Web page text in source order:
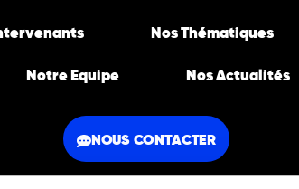
Nos Thématiques
Notre Equipe Nos Actualités
NOUS CONTACTER